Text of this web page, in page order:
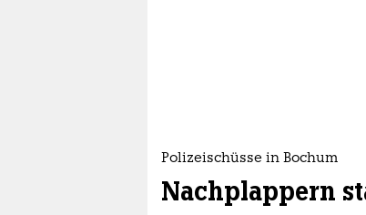
Polizeischüsse in Bochum
Nachplappern